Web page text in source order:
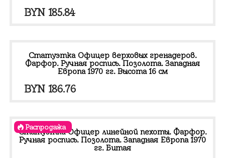
BYN 185.84
Статуэтка Офицер верховых гренадеров.
Фарфор. Ручная роспись. Позолота. Западная
Европа 1970 гг. Высота 16 см
BYN 186.76
Распродажа
Статуэтка Офицер линейной пехоты. Фарфор.
Ручная роспись. Позолота. Западная Европа 1970
гг. Битая